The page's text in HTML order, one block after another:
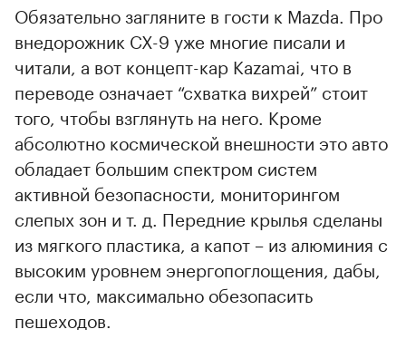
Обязательно загляните в гости к Mazda. Про
внедорожник CX-9 уже многие писали и
читали, а вот концепт-кар Kazamai, что в
переводе означает “схватка вихрей” стоит
того, чтобы взглянуть на него. Кроме
абсолютно космической внешности это авто
обладает большим спектром систем
активной безопасности, мониторингом
слепых зон и т. д. Передние крылья сделаны
из мягкого пластика, а капот – из алюминия с
высоким уровнем энергопоглощения, дабы,
если что, максимально обезопасить
пешеходов.